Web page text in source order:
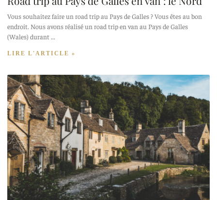
Vous souhaitez faire un road trip au Pays de Galles ? Vous êtes au bon
endroit. Nous avons réalisé un road trip en van au Pays de Galles
(Wales) durant
LIRE L'ARTICLE »